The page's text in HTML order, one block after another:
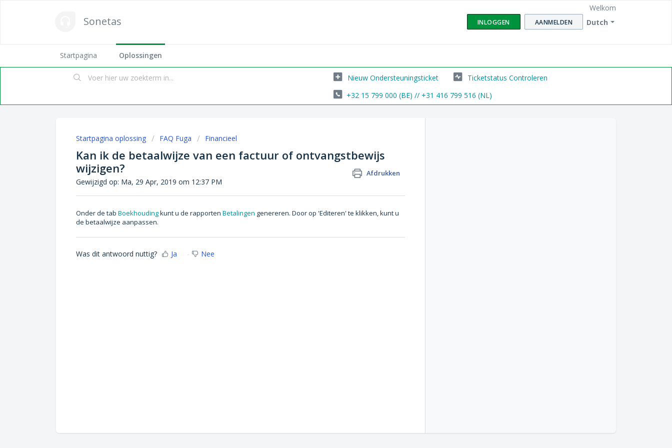
Sonetas Dutch
Welkom
INLOGGEN AANMELDEN
Startpagina Oplossingen
Nieuw Ondersteuningsticket
Ticketstatus Controleren
+32 15 799 000 (BE) // +31 416 799 516 (NL)
Startpagina oplossing FAQ Fuga Financieel
Kan ik de betaalwijze van een factuur of ontvangstbewijs
wijzigen?
Afdrukken
Gewijzigd op: Ma, 29 Apr, 2019 om 12:37 PM
Onder de tab Boekhoudingkunt u de rapporten Betalingen genereren. Door op 'Editeren' te klikken, kunt u
de betaalwijze aanpassen.
Was dit antwoord nuttig? Ja Nee